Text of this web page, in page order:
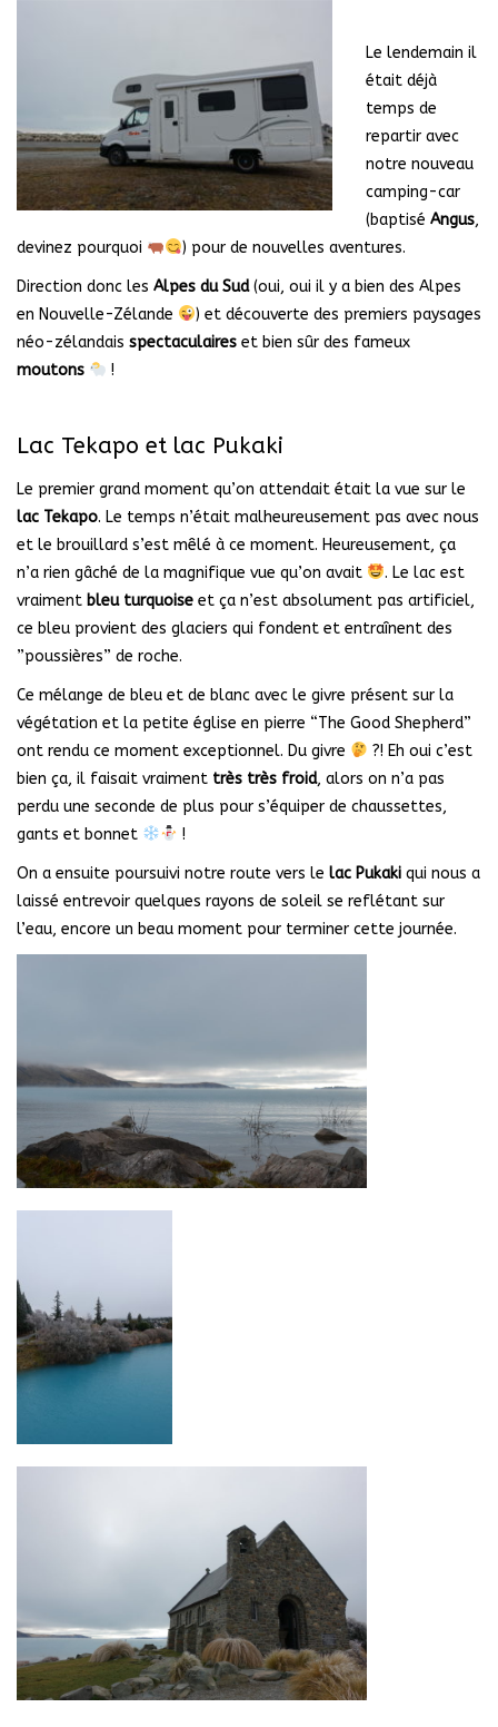
Le lendemain il
était déjà
temps de
repartir avec
notre nouveau
camping-car
(baptisé Angus,
devinez pourquoi
) pour de nouvelles aventures.
Direction donc les Alpes du Sud(oui, oui il y a bien des Alpes
en Nouvelle-Zélande
) et découverte des premiers paysages
néo-zélandais spectaculaires et bien sûr des fameux
moutons
!
Lac Tekapo et lac Pukaki
Le premier grand moment qu’on attendait était la vue sur le
lac Tekapo. Le temps n’était malheureusement pas avec nous
et le brouillard s’est mêlé à ce moment. Heureusement, ça
n’a rien gâché de la magnifique vue qu’on avait
. Le lac est
vraiment bleu turquoise et ça n’est absolument pas artificiel,
ce bleu provient des glaciers qui fondent et entraînent des
”poussières” de roche.
Ce mélange de bleu et de blanc avec le givre présent sur la
végétation et la petite église en pierre “The Good Shepherd”
ont rendu ce moment exceptionnel. Du givre
?! Eh oui c’est
bien ça, il faisait vraiment très très froid, alors on n’a pas
perdu une seconde de plus pour s’équiper de chaussettes,
gants et bonnet
!
On a ensuite poursuivi notre route vers le lac Pukaki qui nous a
laissé entrevoir quelques rayons de soleil se reflétant sur
l’eau, encore un beau moment pour terminer cette journée.